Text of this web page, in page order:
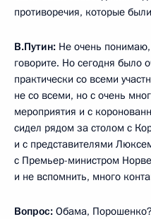
противоречия, которые
В.Путин: Не очень
говорите. Но сегодня было
практически со всеми
не со всеми, но с очень
мероприятия и с
сидел рядом за столом с
и с представителями
с Премьер-министром
и не вспомнить, много
Вопрос: Обама,